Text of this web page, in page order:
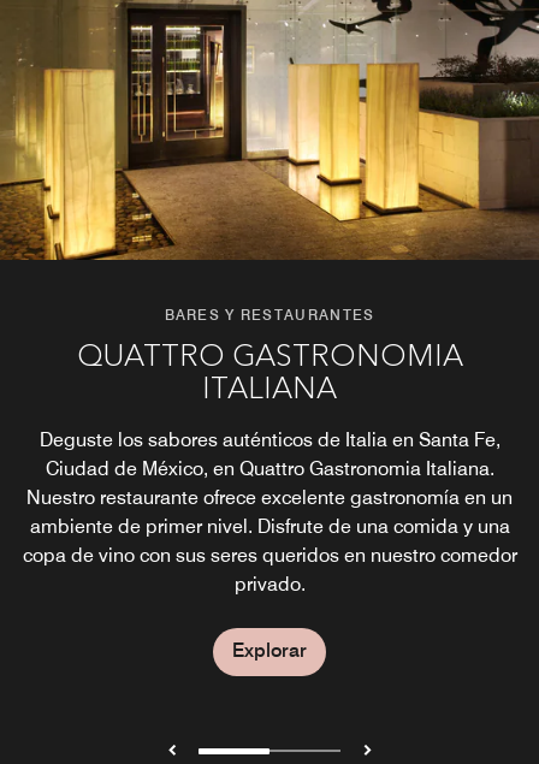
BARES Y RESTAURANTES
QUATTRO GASTRONOMIA
ITALIANA
Deguste los sabores auténticos de Italia en Santa Fe,
Ciudad de México, en Quattro Gastronomia Italiana.
Nuestro restaurante ofrece excelente gastronomía en un
ambiente de primer nivel. Disfrute de una comida y una
copa de vino con sus seres queridos en nuestro comedor
privado.
Explorar
BARES Y RESTAURANTES
CÚA CULINARY ARTISANS
Descubra las deliciosas especialidades mexicanas y las
bebidas locales de la Ciudad de México en un entorno
elegante e informal y reúnase con su familia en la
pintoresca terraza.
Explorar